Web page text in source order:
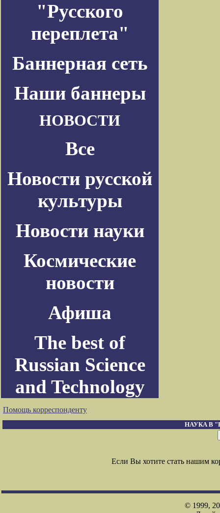
"Русского
переплета"
Баннерная сеть
Наши баннеры
НОВОСТИ
Все
Новости русской
культуры
Новости науки
Космические
новости
Афиша
The best of
Russian Science
and Technology
Помощь корреспонденту
НАУКА В
Если Вы хотите стать нашим
© 1999,